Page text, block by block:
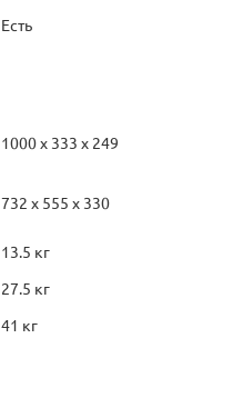
Есть
1000 х 333 х 249
732 х 555 х 330
13.5 кг
27.5 кг
41 кг